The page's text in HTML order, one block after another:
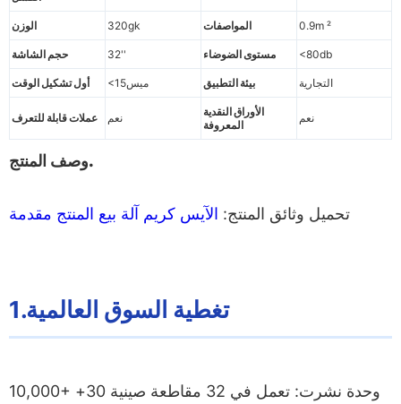
الوزن 320gk المواصفات 0.9m ²
حجم الشاشة 32'' مستوى الضوضاء <80db
أول تشكيل الوقت <15ميس بيئة التطبيق التجارية
عملات قابلة للتعرف نعم
الأوراق النقدية
المعروفة
نعم
وصف المنتج.
تحميل وثائق المنتج: الآيس كريم آلة بيع المنتج مقدمة
1.تغطية السوق العالمية
10,000+ وحدة نشرت: تعمل في 32 مقاطعة صينية 30+